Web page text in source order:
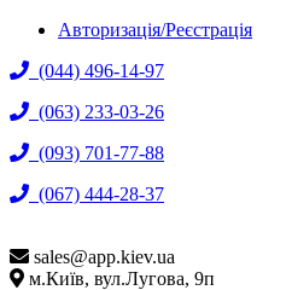
Авторизація/Реєстрація
(044) 496-14-97
(063) 233-03-26
(093) 701-77-88
(067) 444-28-37
sales@app.kiev.ua
м.Київ, вул.Лугова, 9п